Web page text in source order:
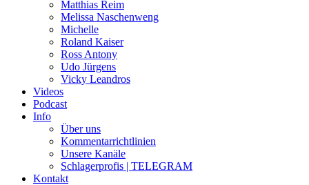
Matthias Reim
Melissa Naschenweng
Michelle
Roland Kaiser
Ross Antony
Udo Jürgens
Vicky Leandros
Videos
Podcast
Info
Über uns
Kommentarrichtlinien
Unsere Kanäle
Schlagerprofis | TELEGRAM
Kontakt